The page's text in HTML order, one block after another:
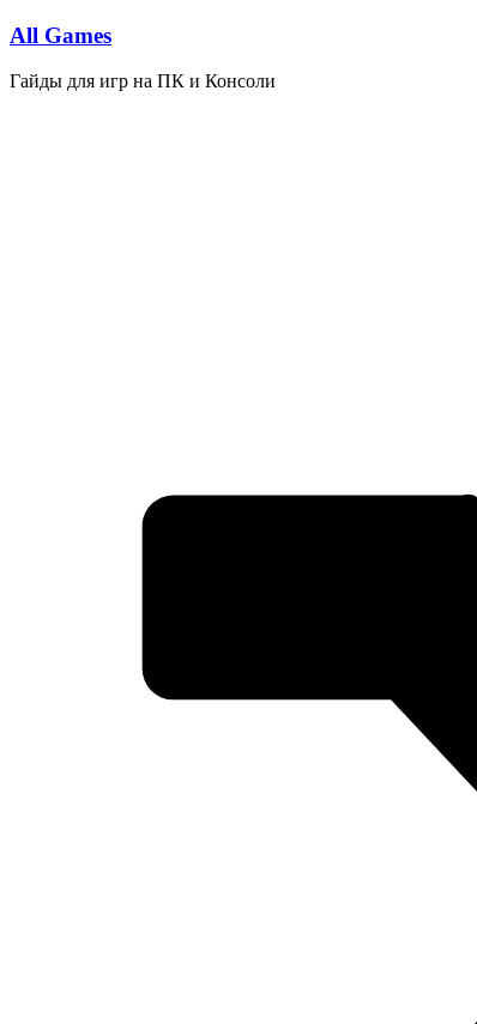
Перейти
содержимому
All Games
Гайды для игр на ПК и Консоли